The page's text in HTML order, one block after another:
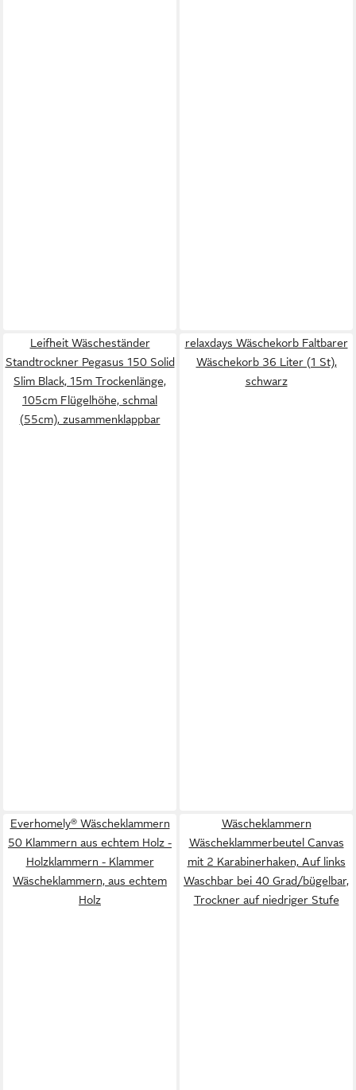
Leifheit Wäscheständer
Standtrockner Pegasus 150 Solid
Slim Black, 15m Trockenlänge,
105cm Flügelhöhe, schmal
(55cm), zusammenklappbar
relaxdays Wäschekorb Faltbarer
Wäschekorb 36 Liter (1 St),
schwarz
Everhomely® Wäscheklammern
50 Klammern aus echtem Holz -
Holzklammern - Klammer
Wäscheklammern, aus echtem
Holz
Wäscheklammern
Wäscheklammerbeutel Canvas
mit 2 Karabinerhaken, Auf links
Waschbar bei 40 Grad/bügelbar,
Trockner auf niedriger Stufe